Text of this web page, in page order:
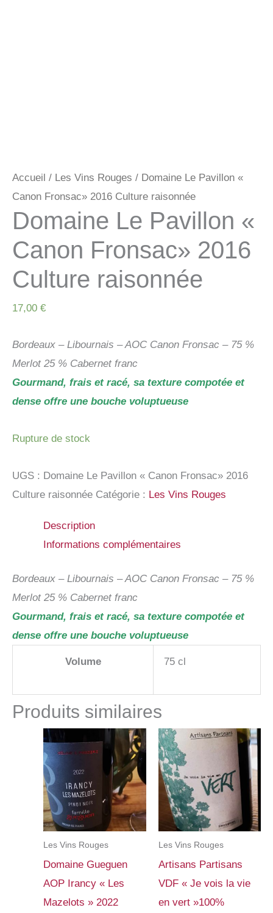
Accueil / Les Vins Rouges / Domaine Le Pavillon «
Canon Fronsac» 2016 Culture raisonnée
Domaine Le Pavillon «
Canon Fronsac» 2016
Culture raisonnée
17,00 €
Bordeaux – Libournais – AOC Canon Fronsac – 75 %
Merlot 25 % Cabernet franc
Gourmand, frais et racé, sa texture compotée et
dense offre une bouche voluptueuse
Rupture de stock
UGS : Domaine Le Pavillon « Canon Fronsac» 2016
Culture raisonnée Catégorie : Les Vins Rouges
Description
Informations complémentaires
Bordeaux – Libournais – AOC Canon Fronsac – 75 %
Merlot 25 % Cabernet franc
Gourmand, frais et racé, sa texture compotée et
dense offre une bouche voluptueuse
Volume 75 cl
Produits similaires
Les Vins Rouges
Domaine Gueguen
AOP Irancy « Les
Mazelots » 2022
Les Vins Rouges
Artisans Partisans
VDF « Je vois la vie
en vert »100%